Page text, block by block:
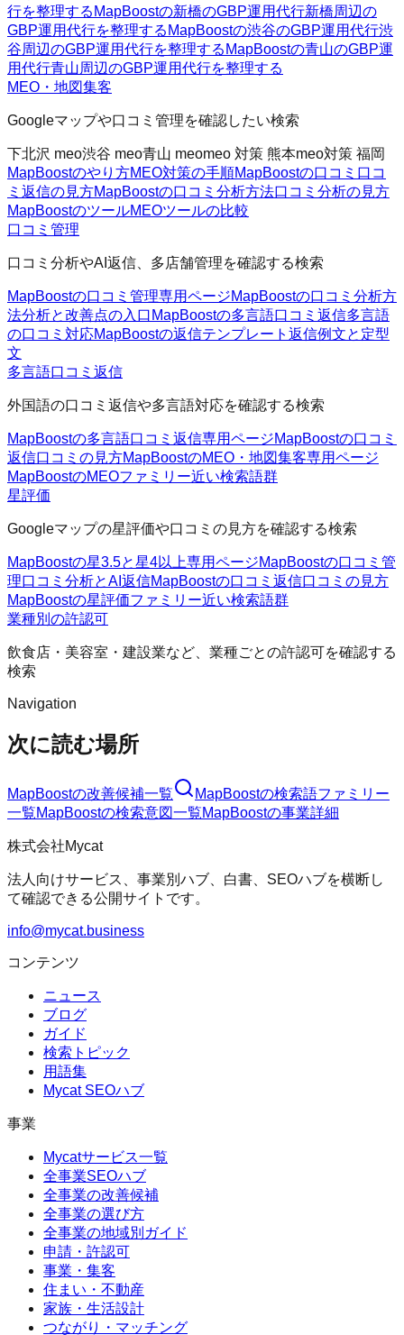
行を整理する MapBoostの新橋のGBP運用代行新橋周辺の
GBP運用代行を整理する MapBoostの渋谷のGBP運用代行渋
谷周辺のGBP運用代行を整理する MapBoostの青山のGBP運
用代行青山周辺のGBP運用代行を整理する
MEO・地図集客
Googleマップや口コミ管理を確認したい検索
下北沢 meo渋谷 meo青山 meomeo 対策 熊本meo対策 福岡
MapBoostのやり方MEO対策の手順MapBoostの口コミ 口コ
ミ返信の見方MapBoostの口コミ分析方法口コミ分析の見方
MapBoostのツールMEOツールの比較
口コミ管理
口コミ分析やAI返信、多店舗管理を確認する検索
MapBoostの口コミ管理専用ページMapBoostの口コミ分析方
法分析と改善点の入口 MapBoostの多言語口コミ返信多言語
の口コミ対応MapBoostの返信テンプレート 返信例文と定型
文
多言語口コミ返信
外国語の口コミ返信や多言語対応を確認する検索
MapBoostの多言語口コミ返信専用ページMapBoostの口コミ
返信口コミの見方MapBoostのMEO・地図集客専用ページ
MapBoostのMEOファミリー近い検索語群
星評価
Googleマップの星評価や口コミの見方を確認する検索
MapBoostの星3.5と星4以上専用ページMapBoostの口コミ管
理口コミ分析とAI返信MapBoostの口コミ返信口コミの見方
MapBoostの星評価ファミリー近い検索語群
業種別の許認可
飲食店・美容室・建設業など、業種ごとの許認可を確認する
検索
Navigation
次に読む場所
MapBoostの改善候補一覧 MapBoostの検索語ファミリー
一覧MapBoostの検索意図一覧MapBoostの事業詳細
株式会社Mycat
法人向けサービス、事業別ハブ、白書、SEOハブを横断し
て確認できる公開サイトです。
info@mycat.business
コンテンツ
ニュース
ブログ
ガイド
検索トピック
用語集
Mycat SEOハブ
事業
Mycatサービス一覧
全事業SEOハブ
全事業の改善候補
全事業の選び方
全事業の地域別ガイド
申請・許認可
事業・集客
住まい・不動産
家族・生活設計
つながり・マッチング